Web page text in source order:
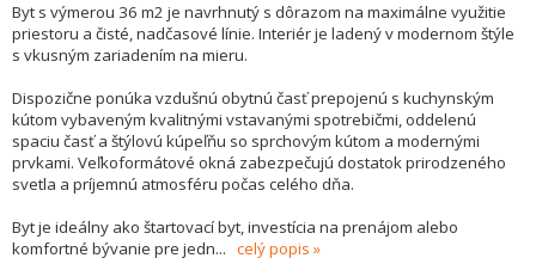
Byt s výmerou 36 m2 je navrhnutý s dôrazom na maximálne využitie
priestoru a čisté, nadčasové línie. Interiér je ladený v modernom štýle
s vkusným zariadením na mieru.
Dispozične ponúka vzdušnú obytnú časť prepojenú s kuchynským
kútom vybaveným kvalitnými vstavanými spotrebičmi, oddelenú
spaciu časť a štýlovú kúpeľňu so sprchovým kútom a modernými
prvkami. Veľkoformátové okná zabezpečujú dostatok prirodzeného
svetla a príjemnú atmosféru počas celého dňa.
Byt je ideálny ako štartovací byt, investícia na prenájom alebo
komfortné bývanie pre jedn... celý popis